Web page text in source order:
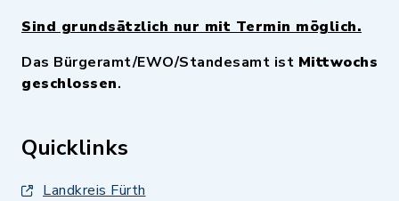
Sind grundsätzlich nur mit Termin möglich.
Das Bürgeramt/EWO/Standesamt ist Mittwochs
geschlossen.
Quicklinks
Landkreis Fürth